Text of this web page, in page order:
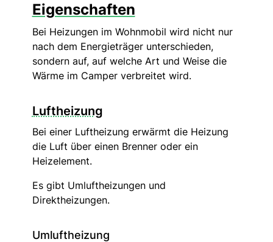
Eigenschaften
Bei Heizungen im Wohnmobil wird nicht nur
nach dem Energieträger unterschieden,
sondern auf, auf welche Art und Weise die
Wärme im Camper verbreitet wird.
Luftheizung
Bei einer Luftheizung erwärmt die Heizung
die Luft über einen Brenner oder ein
Heizelement.
Es gibt Umluftheizungen und
Direktheizungen.
Umluftheizung